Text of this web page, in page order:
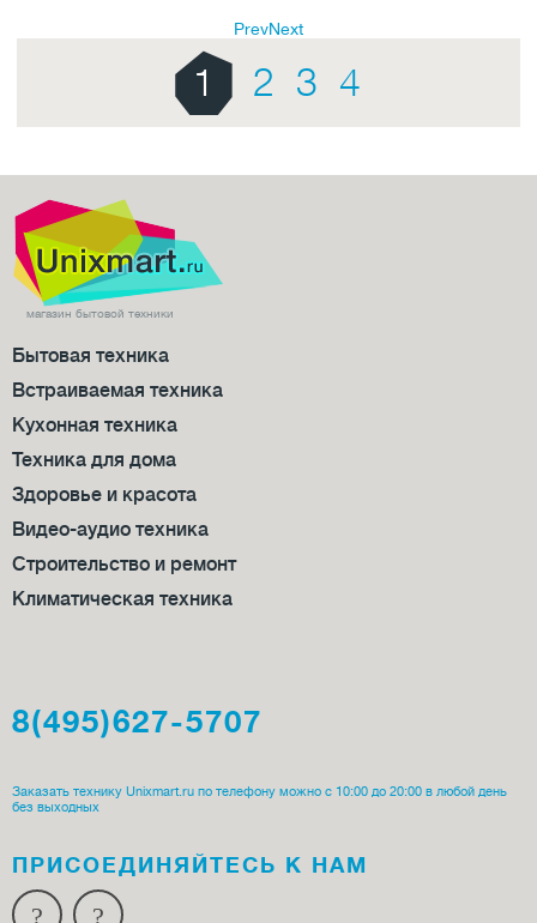
PrevNext
1 2 3 4
магазин бытовой техники
Бытовая техника
Встраиваемая техника
Кухонная техника
Техника для дома
Здоровье и красота
Видео-аудио техника
Строительство и ремонт
Климатическая техника
8(495)627-5707
Заказать технику Unixmart.ru по телефону можно с 10:00 до 20:00 в любой день
без выходных
ПРИСОЕДИ­НЯЙТЕСЬ К НАМ